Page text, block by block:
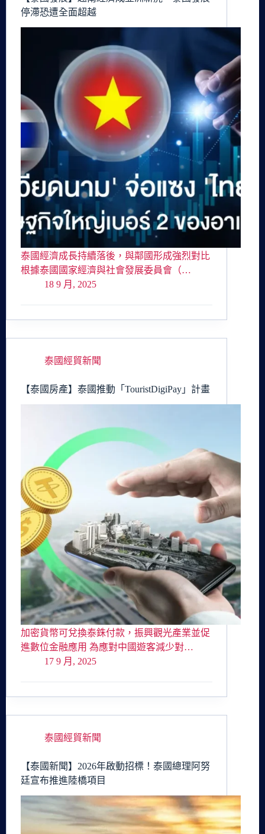
停滯恐遭全面超越
泰國經濟成長持續落後，與鄰國形成強烈對比
根據泰國國家經濟與社會發展委員會（…
18 9 月, 2025
泰國經貿新聞
【泰國房產】泰國推動「TouristDigiPay」計畫
加密貨幣可兌換泰銖付款，振興觀光產業並促
進數位金融應用 為應對中國遊客減少對…
17 9 月, 2025
泰國經貿新聞
【泰國新聞】2026年啟動招標！泰國總理阿努
廷宣布推進陸橋項目